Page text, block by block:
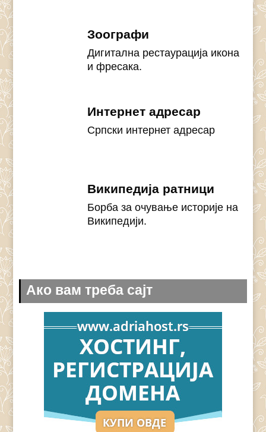
Зоографи
Дигитална рестаурација икона
и фресака.
Интернет адресар
Српски интернет адресар
Википедија ратници
Борба за очување историје на
Википедији.
Ако вам треба сајт